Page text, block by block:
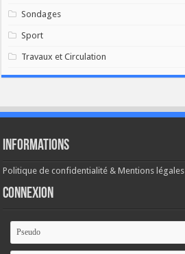
Sondages
Sport
Travaux et Circulation
Informations
Politique de confidentialité & Mentions légales
Connexion